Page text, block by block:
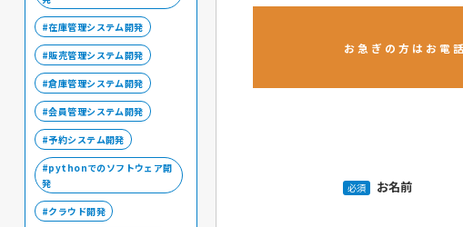
在庫管理システム開発
販売管理システム開発
倉庫管理システム開発
会員管理システム開発
予約システム開発
pythonでのソフトウェア開
発
クラウド開発
お急ぎの方はお電
必須 お名前